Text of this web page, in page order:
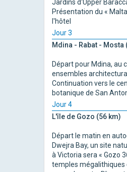
Jardins d'Upper
Présentation du «
l'hôtel
Jour 3
Mdina - Rabat - Mosta
Départ pour Mdina, au
ensembles
Continuation vers le
botanique de San
Jour 4
L'île de Gozo (56 km)
Départ le matin en
Dwejra Bay, un site
à Victoria sera « Gozo
temples mégalithiques